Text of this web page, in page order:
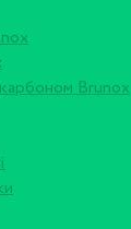
Brunox